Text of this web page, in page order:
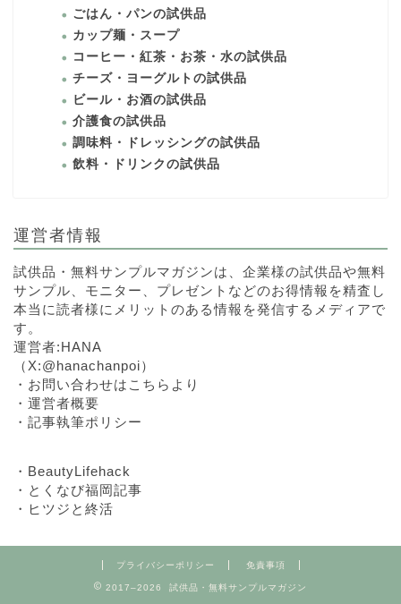
ごはん・パンの試供品
カップ麺・スープ
コーヒー・紅茶・お茶・水の試供品
チーズ・ヨーグルトの試供品
ビール・お酒の試供品
介護食の試供品
調味料・ドレッシングの試供品
飲料・ドリンクの試供品
運営者情報
試供品・無料サンプルマガジンは、企業様の試供品や無料
サンプル、モニター、プレゼントなどのお得情報を精査し
本当に読者様にメリットのある情報を発信するメディアで
す。
運営者:HANA
（ X:@hanachanpoi）
・ お問い合わせはこちらより
・ 運営者概要
・ 記事執筆ポリシー
・ BeautyLifehack
・ とくなび福岡記事
・ ヒツジと終活
プライバシーポリシー 免責事項
2017–2026 試供品・無料サンプルマガジン